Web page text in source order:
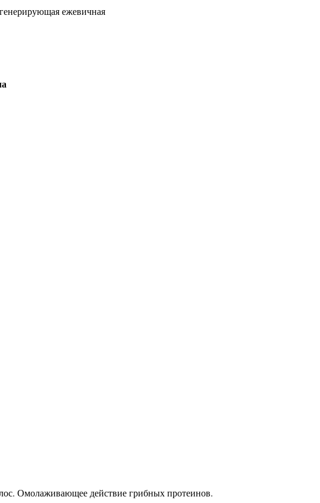
ежевичная
Омолаживающее действие грибных протеинов.